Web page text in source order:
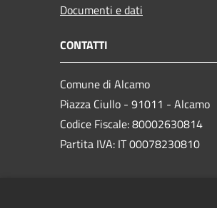
Documenti e dati
CONTATTI
Comune di Alcamo
Piazza Ciullo - 91011 - Alcamo
Codice Fiscale: 80002630814
Partita IVA: IT 00078230810